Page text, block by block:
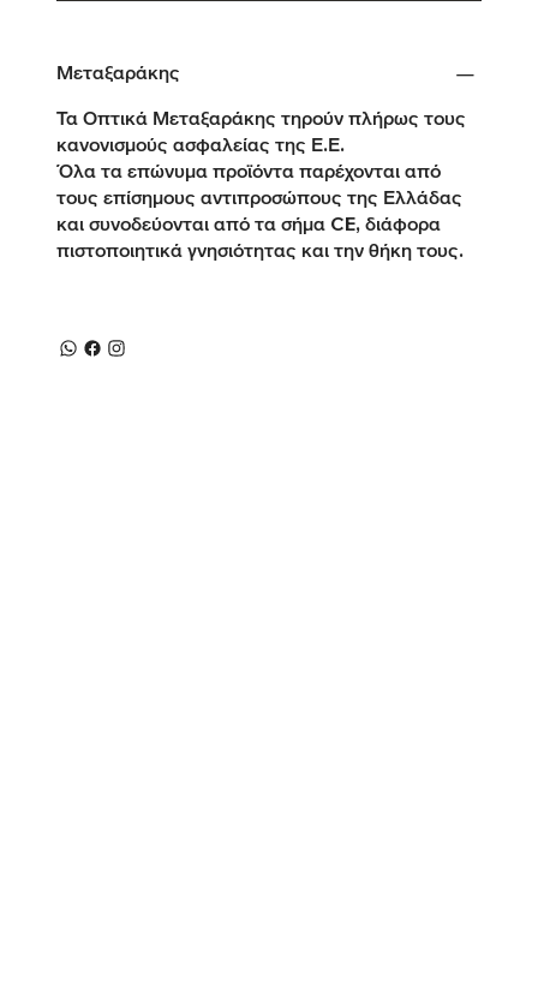
Μεταξαράκης
Τα Οπτικά Μεταξαράκης τηρούν πλήρως τους
κανονισμούς ασφαλείας της Ε.Ε.
Όλα τα επώνυμα προϊόντα παρέχονται από
τους επίσημους αντιπροσώπους της Ελλάδας
και συνοδεύονται από τα σήμα CE, διάφορα
πιστοποιητικά γνησιότητας και την θήκη τους.